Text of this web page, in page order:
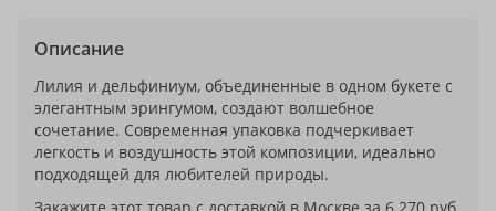
Описание
Лилия и дельфиниум, объединенные в одном букете с
элегантным эрингумом, создают волшебное
сочетание. Современная упаковка подчеркивает
легкость и воздушность этой композиции, идеально
подходящей для любителей природы.